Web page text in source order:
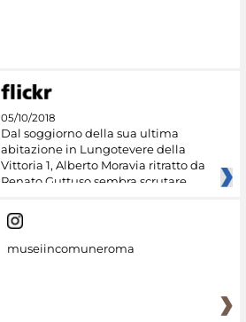
05/10/2018
Dal soggiorno della sua ultima
abitazione in Lungotevere della
Vittoria 1, Alberto Moravia ritratto da
Renato Guttuso sembra scrutare
museiincomuneroma